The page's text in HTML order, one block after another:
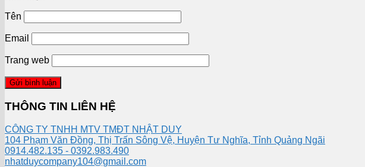
Tên
Email
Trang web
THÔNG TIN LIÊN HỆ
CÔNG TY TNHH MTV TMĐT NHẬT DUY
104 Phạm Văn Đồng, Thị Trấn Sông Vệ, Huyện Tư Nghĩa, Tỉnh Quảng Ngãi
0914.482.135 - 0392.983.490
nhatduycompany104@gmail.com